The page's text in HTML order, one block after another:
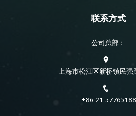
联系方式
公司总部：
上海市松江区新桥镇民强
+86 21 57765188